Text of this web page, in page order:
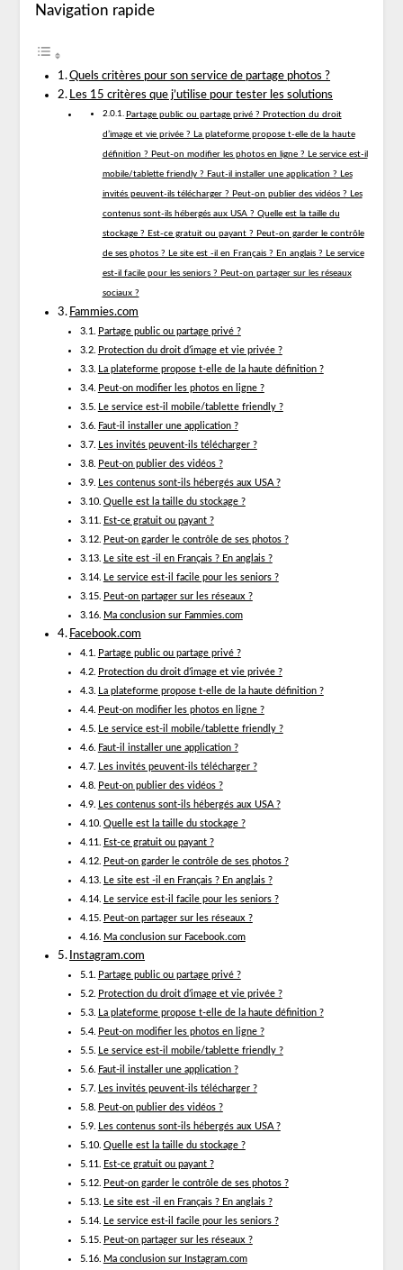
Navigation rapide
Quels critères pour son service de partage photos ?
Les 15 critères que j’utilise pour tester les solutions
Partage public ou partage privé ? Protection du droit
d’image et vie privée ? La plateforme propose t-elle de la haute
définition ? Peut-on modifier les photos en ligne ? Le service est-il
mobile/tablette friendly ? Faut-il installer une application ? Les
invités peuvent-ils télécharger ? Peut-on publier des vidéos ? Les
contenus sont-ils hébergés aux USA ? Quelle est la taille du
stockage ? Est-ce gratuit ou payant ? Peut-on garder le contrôle
de ses photos ? Le site est -il en Français ? En anglais ? Le service
est-il facile pour les seniors ? Peut-on partager sur les réseaux
sociaux ?
Fammies.com
Partage public ou partage privé ?
Protection du droit d’image et vie privée ?
La plateforme propose t-elle de la haute définition ?
Peut-on modifier les photos en ligne ?
Le service est-il mobile/tablette friendly ?
Faut-il installer une application ?
Les invités peuvent-ils télécharger ?
Peut-on publier des vidéos ?
Les contenus sont-ils hébergés aux USA ?
Quelle est la taille du stockage ?
Est-ce gratuit ou payant ?
Peut-on garder le contrôle de ses photos ?
Le site est -il en Français ? En anglais ?
Le service est-il facile pour les seniors ?
Peut-on partager sur les réseaux ?
Ma conclusion sur Fammies.com
Facebook.com
Partage public ou partage privé ?
Protection du droit d’image et vie privée ?
La plateforme propose t-elle de la haute définition ?
Peut-on modifier les photos en ligne ?
Le service est-il mobile/tablette friendly ?
Faut-il installer une application ?
Les invités peuvent-ils télécharger ?
Peut-on publier des vidéos ?
Les contenus sont-ils hébergés aux USA ?
Quelle est la taille du stockage ?
Est-ce gratuit ou payant ?
Peut-on garder le contrôle de ses photos ?
Le site est -il en Français ? En anglais ?
Le service est-il facile pour les seniors ?
Peut-on partager sur les réseaux ?
Ma conclusion sur Facebook.com
Instagram.com
Partage public ou partage privé ?
Protection du droit d’image et vie privée ?
La plateforme propose t-elle de la haute définition ?
Peut-on modifier les photos en ligne ?
Le service est-il mobile/tablette friendly ?
Faut-il installer une application ?
Les invités peuvent-ils télécharger ?
Peut-on publier des vidéos ?
Les contenus sont-ils hébergés aux USA ?
Quelle est la taille du stockage ?
Est-ce gratuit ou payant ?
Peut-on garder le contrôle de ses photos ?
Le site est -il en Français ? En anglais ?
Le service est-il facile pour les seniors ?
Peut-on partager sur les réseaux ?
Ma conclusion sur Instagram.com